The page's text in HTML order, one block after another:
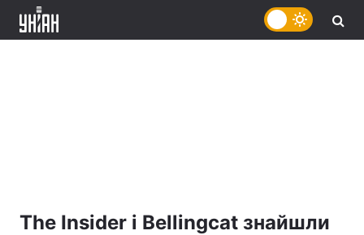
The Insider і Bellingcat знайшли